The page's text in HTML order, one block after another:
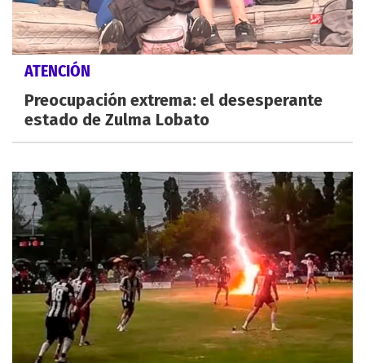
ATENCIÓN
Preocupación extrema: el desesperante
estado de Zulma Lobato